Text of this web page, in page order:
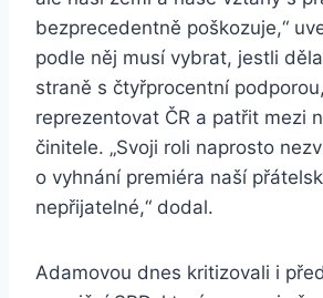
bezprecedentně poškozuje,“
podle něj musí vybrat, jestli
straně s čtyřprocentní
reprezentovat ČR a patřit mezi
činitele. „Svoji roli naprosto
o vyhnání premiéra naší
nepřijatelné,“ dodal.
Adamovou dnes kritizovali i